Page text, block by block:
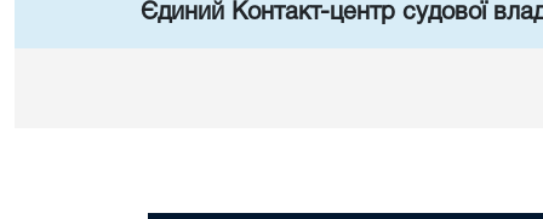
Єдиний Контакт-центр судової